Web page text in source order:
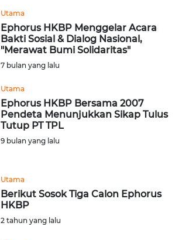
Utama
Ephorus HKBP Menggelar Acara
Bakti Sosial & Dialog Nasional,
"Merawat Bumi Solidaritas"
7 bulan yang lalu
Utama
Ephorus HKBP Bersama 2007
Pendeta Menunjukkan Sikap Tulus
Tutup PT TPL
9 bulan yang lalu
Utama
Berikut Sosok Tiga Calon Ephorus
HKBP
2 tahun yang lalu